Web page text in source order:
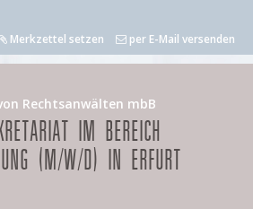
Merkzettel setzen per E-Mail versenden
Rechtsanwälten mbB
IM BEREICH
(M/W/D) IN ERFURT